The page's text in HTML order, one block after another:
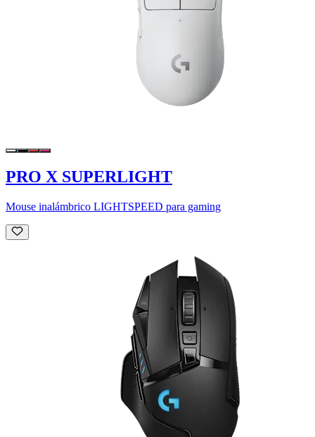
PRO X SUPERLIGHT
Mouse inalámbrico LIGHTSPEED para gaming